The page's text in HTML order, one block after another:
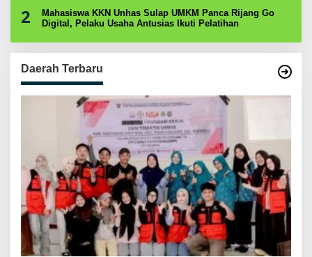
2
Mahasiswa KKN Unhas Sulap UMKM Panca Rijang Go
Digital, Pelaku Usaha Antusias Ikuti Pelatihan
Daerah Terbaru